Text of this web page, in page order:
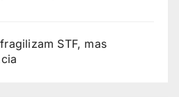
STF, mas